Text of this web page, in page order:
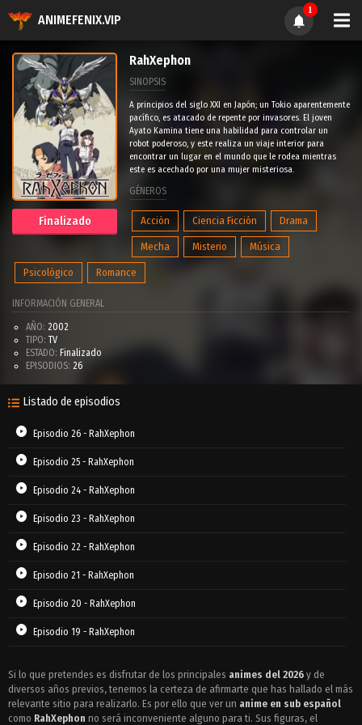
ANIMEFENIX.VIP
1
Finalizado
RahXephon
SINOPSIS
A principios del siglo XXI en Japón; un Tokio aparentemente
pacífico, es atacado de repente por invasores. El joven
Ayato Kamina tiene una habilidad para controlar un
robot poderoso, y este realiza un viaje interior para
encontrar un lugar en el mundo que le rodea mientras
este es acechado por una mujer misteriosa.
GÉNEROS
Acción Ciencia Ficción Drama
Mecha Misterio Música
Psicológico Romance
INFORMACIÓN GENERAL
AÑO: 2002
TIPO: TV
ESTADO: Finalizado
EPISODIOS: 26
Listado de episodios
Episodio 26 - RahXephon
Episodio 25 - RahXephon
Episodio 24 - RahXephon
Episodio 23 - RahXephon
Episodio 22 - RahXephon
Episodio 21 - RahXephon
Episodio 20 - RahXephon
Episodio 19 - RahXephon
Episodio 17 - RahXephon
Episodio 16 - RahXephon
Si lo que pretendes es disfrutar de los principales animes del 2026 y de
diversos años previos, tenemos la certeza de afirmarte que has hallado el más
relevante sitio para realizarlo. Es por ello que ver un anime en sub español
como RahXephon no será inconveniente alguno para ti. Sus figuras, el